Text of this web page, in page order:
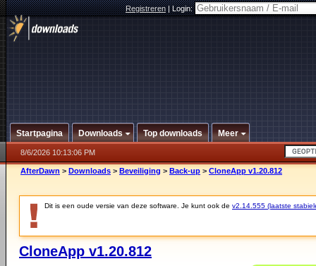
Registreren|Login:
Startpagina Downloads Top downloads Meer
8/6/2026 10:13:06 PM
AfterDawn > Downloads > Beveiliging > Back-up > CloneApp v1.20.812
Dit is een oude versie van deze software. Je kunt ook de v2.14.555 (laatste
CloneApp v1.20.812